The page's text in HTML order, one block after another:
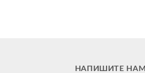
НАПИШИТЕ НАМ